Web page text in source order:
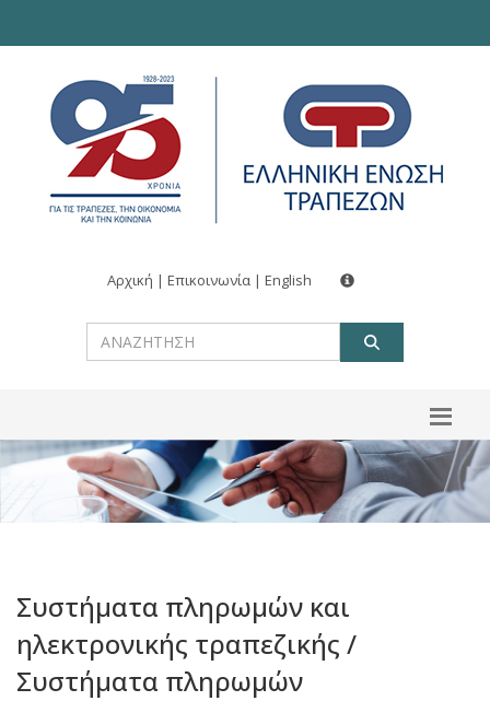
Αρχική | Επικοινωνία | English
Συστήματα πληρωμών και
ηλεκτρονικής τραπεζικής /
Συστήματα πληρωμών